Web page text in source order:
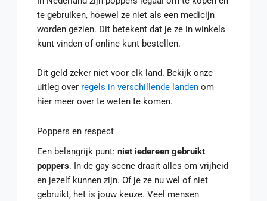
te gebruiken, hoewel ze niet als een medicijn
worden gezien. Dit betekent dat je ze in winkels
kunt vinden of online kunt bestellen.
Dit geld zeker niet voor elk land. Bekijk onze
uitleg over regels in verschillende landenom
hier meer over te weten te komen.
Poppers en respect
Een belangrijk punt: niet iedereen gebruikt
poppers. In de gay scene draait alles om vrijheid
en jezelf kunnen zijn. Of je ze nu wel of niet
gebruikt, het is jouw keuze. Veel mensen